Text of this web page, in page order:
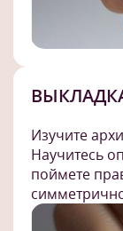
Изучите
Научитесь
поймете